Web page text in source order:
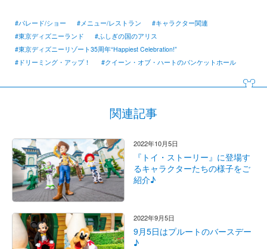
#パレード/ショー #メニュー/レストラン
#キャラクター関連
#東京ディズニーランド
#ふしぎの国のアリス
#東京ディズニーリゾート35周年“Happiest Celebration!”
#ドリーミング・アップ！
#クイーン・オブ・ハートのバンケットホール
関連記事
2022年10月5日
『トイ・ストーリー』に登場す
るキャラクターたちの様子をご
紹介♪
2022年9月5日
9月5日はプルートのバースデー
♪